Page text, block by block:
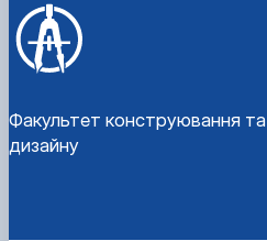
Факультет конструювання та
дизайну